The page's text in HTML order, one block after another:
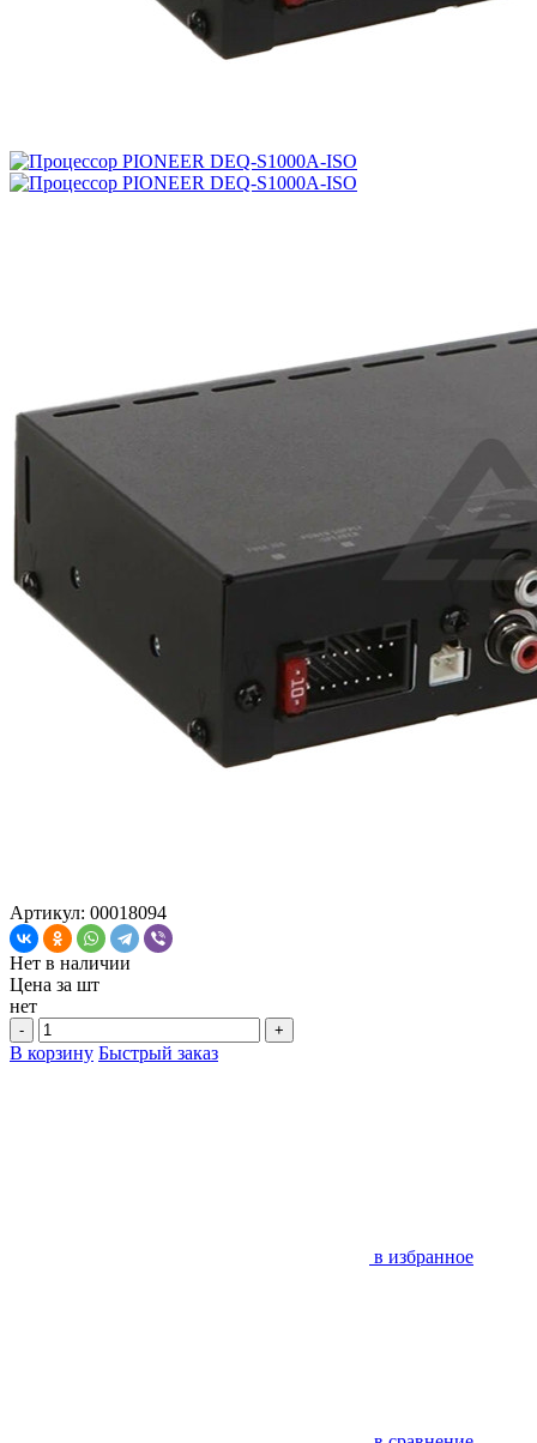
Артикул: 00018094
Нет в наличии
Цена за шт
нет
- +
В корзину Быстрый заказ
в избранное